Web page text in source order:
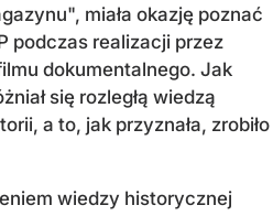
miała okazję poznać
podczas realizacji przez
dokumentalnego. Jak
się rozległą wiedzą
a to, jak przyznała, zrobiło
wiedzy historycznej